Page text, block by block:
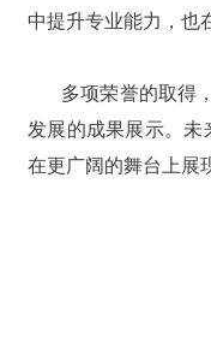
中提升专业能力，也
多项荣誉的取得，
发展的成果展示。
在更广阔的舞台上展